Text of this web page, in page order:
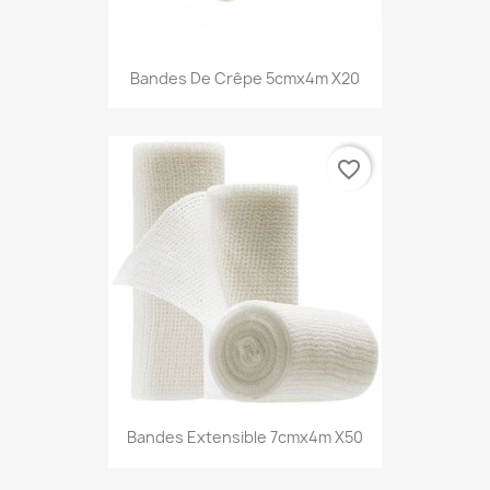
Bandes De Crêpe 5cmx4m X20
Bandes Extensible 7cmx4m X50
favorite_border